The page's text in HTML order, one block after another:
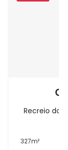
Recreio dos
327m²